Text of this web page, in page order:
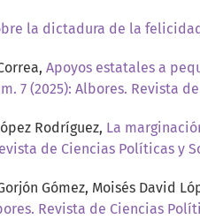
la dictadura de la
Apoyos estatales a
7 (2025): Albores. Revista
Rodríguez, La
de Ciencias Políticas y
Gómez, Moisés David
Revista de Ciencias